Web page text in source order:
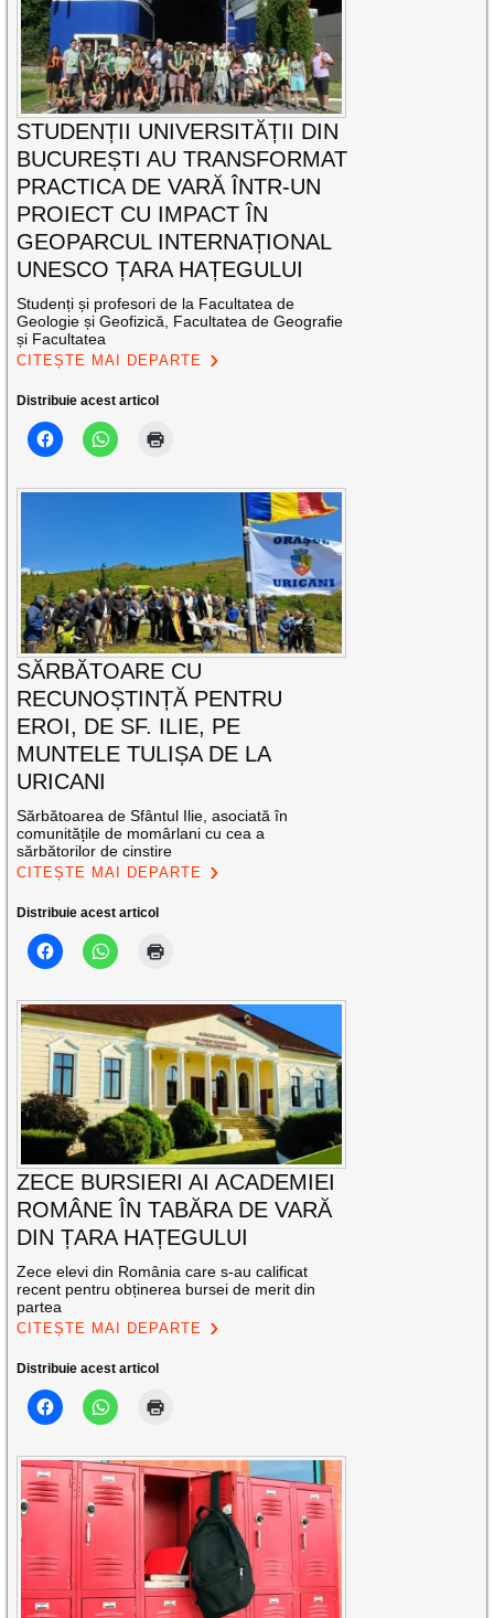
STUDENȚII UNIVERSITĂȚII DIN
BUCUREȘTI AU TRANSFORMAT
PRACTICA DE VARĂ ÎNTR-UN
PROIECT CU IMPACT ÎN
GEOPARCUL INTERNAȚIONAL
UNESCO ȚARA HAȚEGULUI
Studenți și profesori de la Facultatea de
Geologie și Geofizică, Facultatea de Geografie
și Facultatea
CITEȘTE MAI DEPARTE
Distribuie acest articol
SĂRBĂTOARE CU
RECUNOȘTINȚĂ PENTRU
EROI, DE SF. ILIE, PE
MUNTELE TULIȘA DE LA
URICANI
Sărbătoarea de Sfântul Ilie, asociată în
comunitățile de momârlani cu cea a
sărbătorilor de cinstire
CITEȘTE MAI DEPARTE
Distribuie acest articol
ZECE BURSIERI AI ACADEMIEI
ROMÂNE ÎN TABĂRA DE VARĂ
DIN ȚARA HAȚEGULUI
Zece elevi din România care s-au calificat
recent pentru obținerea bursei de merit din
partea
CITEȘTE MAI DEPARTE
Distribuie acest articol